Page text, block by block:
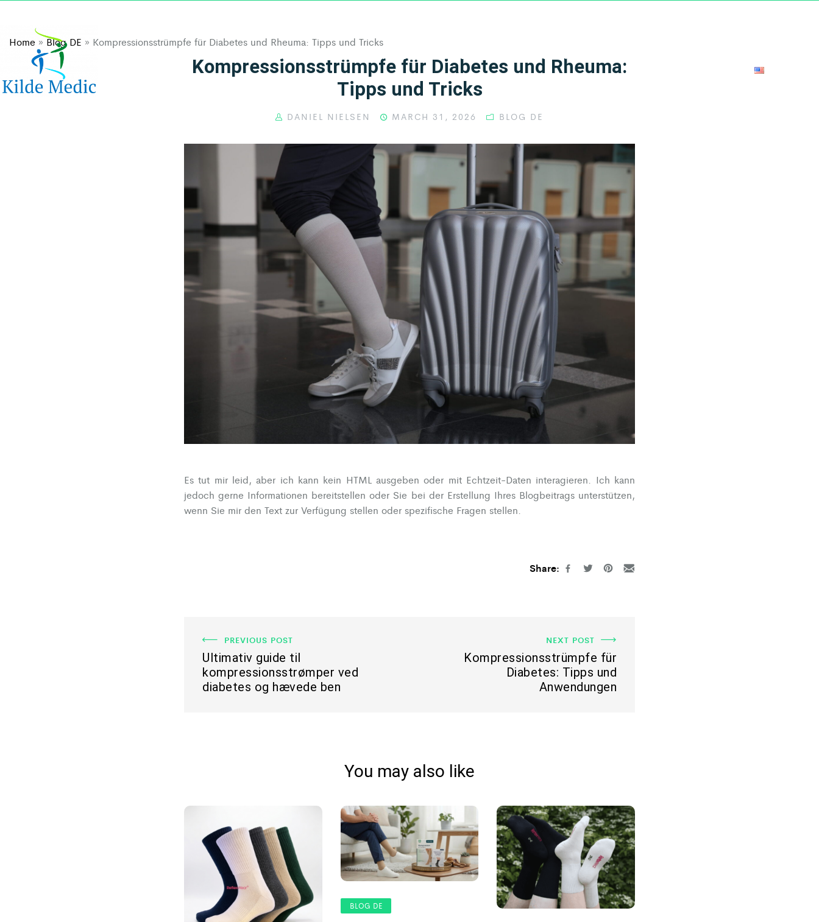
Home »Blog DE » Kompressionsstrümpfe für Diabetes und Rheuma: Tipps und Tricks
Kompressionsstrümpfe für Diabetes und Rheuma:
Tipps und Tricks
DANIEL NIELSEN MARCH 31, 2026 BLOG DE
Es tut mir leid, aber ich kann kein HTML ausgeben oder mit Echtzeit-Daten interagieren. Ich kann
jedoch gerne Informationen bereitstellen oder Sie bei der Erstellung Ihres Blogbeitrags unterstützen,
wenn Sie mir den Text zur Verfügung stellen oder spezifische Fragen stellen.
Share:
PREVIOUS POST
Ultimativ guide til
kompressionsstrømper ved
diabetes og hævede ben
NEXT POST
Kompressionsstrümpfe für
Diabetes: Tipps und
Anwendungen
You may also like
BLOG DE